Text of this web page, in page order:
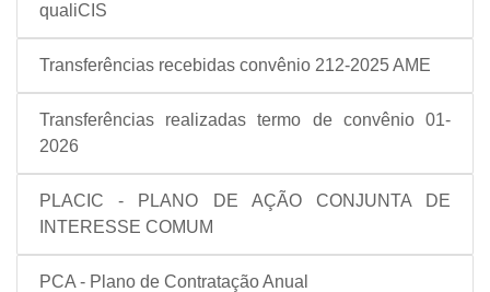
qualiCIS
Transferências recebidas convênio 212-2025 AME
Transferências realizadas termo de convênio 01-
2026
PLACIC - PLANO DE AÇÃO CONJUNTA DE
INTERESSE COMUM
PCA - Plano de Contratação Anual